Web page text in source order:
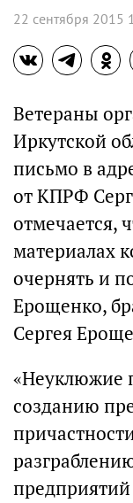
22 сентября 2015
Ветераны
Иркутской
письмо в
от КПРФ
отмечается,
материалах
очернять и
Ерощенко,
Сергея
«Неуклюжие
созданию
предприятий